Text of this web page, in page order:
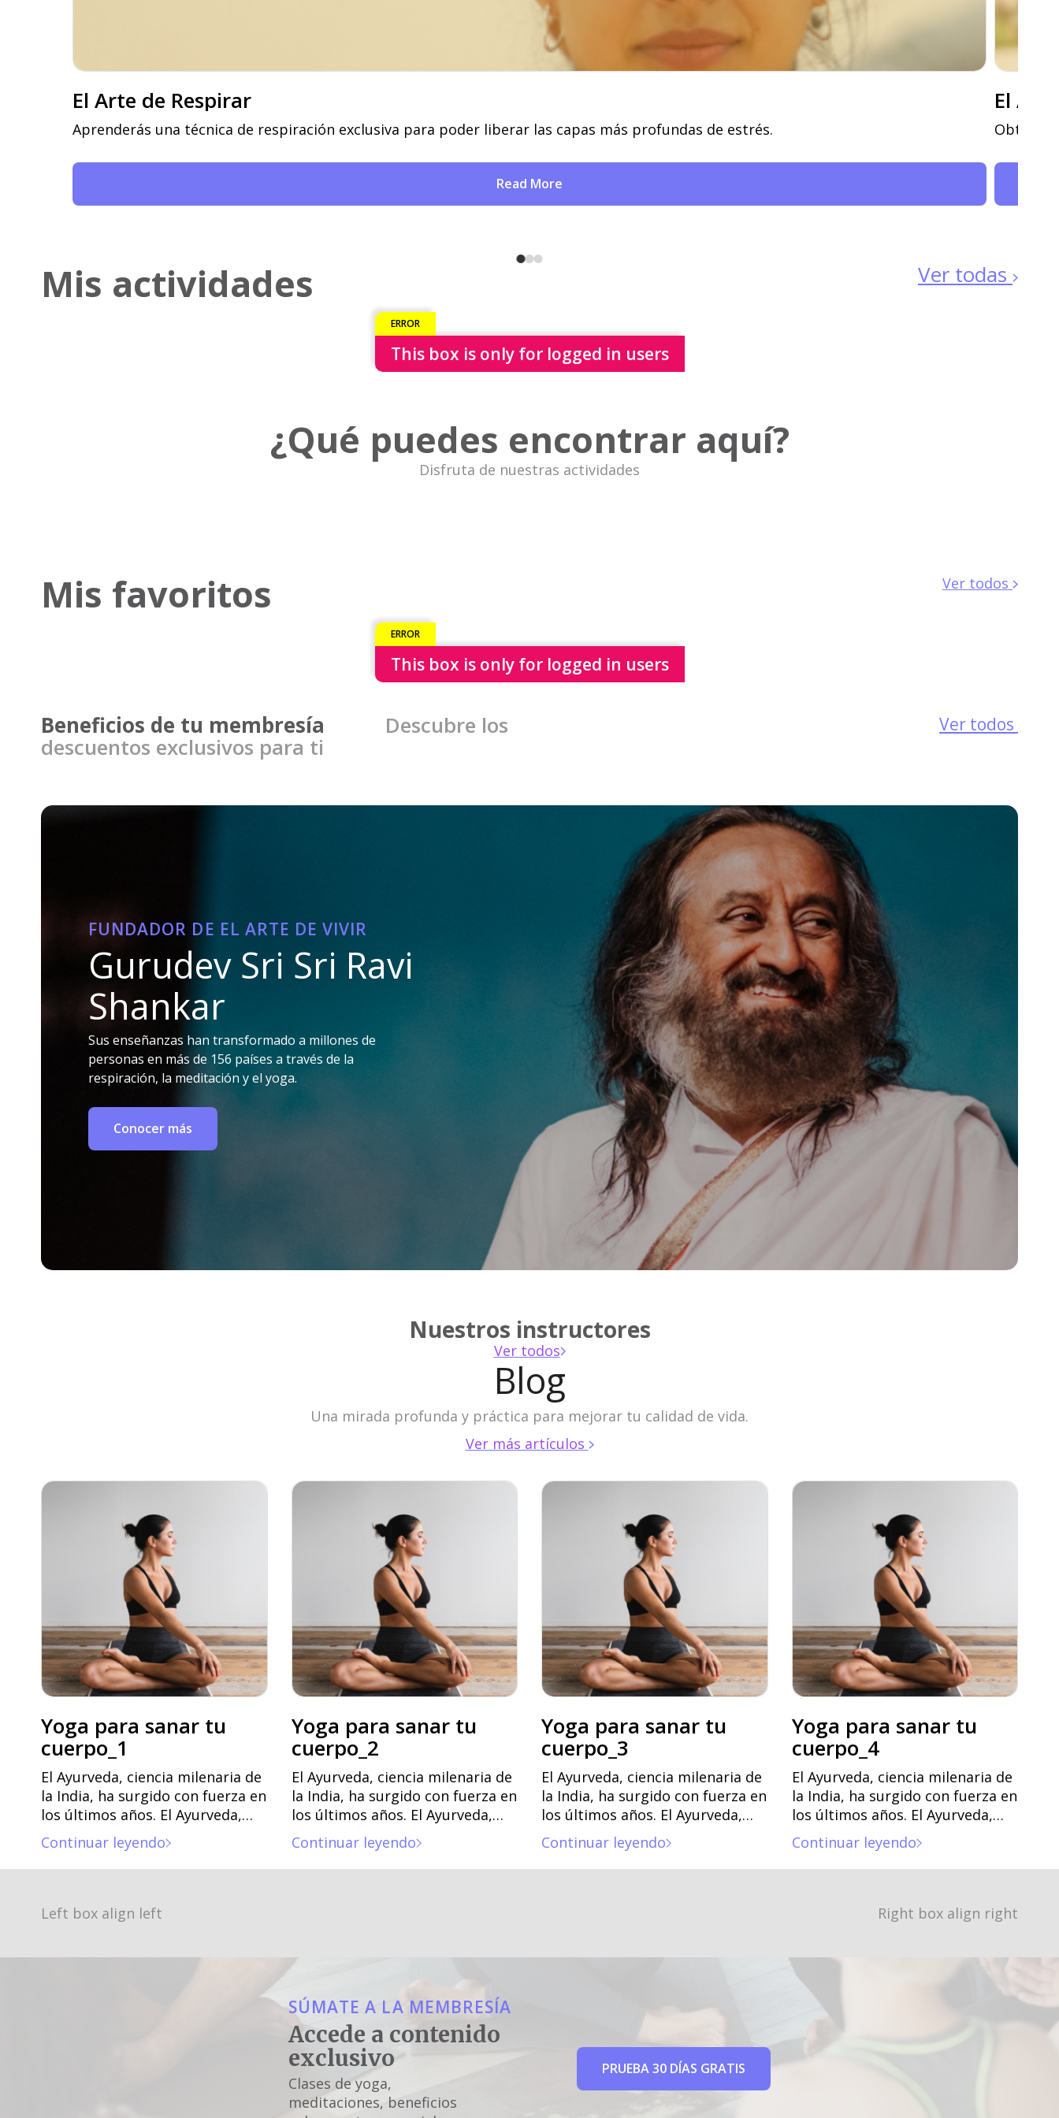
El Arte de Respirar
Aprenderás una técnica de respiración exclusiva para poder liberar las capas más profundas de estrés.
Read More
El
Mis actividades Ver todas
This box is only for logged in users
¿Qué puedes encontrar aquí?
Disfruta de nuestras actividades
Mis favoritos Ver todos
This box is only for logged in users
Beneficios de tu membresía Descubre los
descuentos exclusivos para ti
Ver todos
FUNDADOR DE EL ARTE DE VIVIR
Gurudev Sri Sri Ravi
Shankar
Sus enseñanzas han transformado a millones de
personas en más de 156 países a través de la
respiración, la meditación y el yoga.
Conocer más
Nuestros instructores
Ver todos
Blog
Una mirada profunda y práctica para mejorar tu calidad de vida.
Ver más artículos
Yoga para sanar tu
cuerpo_1
El Ayurveda, ciencia milenaria de
la India, ha surgido con fuerza en
los últimos años. El Ayurveda,
ciencia milenaria de la India, ha
surgido con fuerza en los
últimos años.
Continuar leyendo
Yoga para sanar tu
cuerpo_2
El Ayurveda, ciencia milenaria de
la India, ha surgido con fuerza en
los últimos años. El Ayurveda,
ciencia milenaria de la India, ha
surgido con fuerza en los
últimos años.
Continuar leyendo
Yoga para sanar tu
cuerpo_3
El Ayurveda, ciencia milenaria de
la India, ha surgido con fuerza en
los últimos años. El Ayurveda,
ciencia milenaria de la India, ha
surgido con fuerza en los
últimos años.
Continuar leyendo
Yoga para sanar tu
cuerpo_4
El Ayurveda, ciencia milenaria de
la India, ha surgido con fuerza en
los últimos años. El Ayurveda,
ciencia milenaria de la India, ha
surgido con fuerza en los
últimos años.
Continuar leyendo
Left box align left Right box align right
SÚMATE A LA MEMBRESÍA
Accede a contenido
exclusivo
Clases de yoga,
meditaciones, beneficios
PRUEBA 30 DÍAS GRATIS